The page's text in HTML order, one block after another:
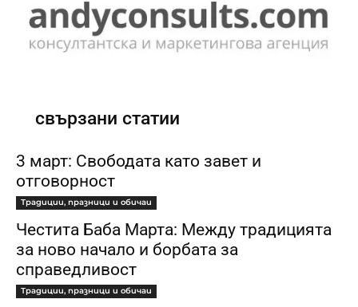
свързани статии
3 март: Свободата като завет и
отговорност
Традиции, празници и обичаи
Честита Баба Марта: Между традицията
за ново начало и борбата за
справедливост
Традиции, празници и обичаи